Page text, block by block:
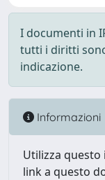
I documenti in
tutti i diritti
indicazione.
Informazioni
Utilizza
link a questo